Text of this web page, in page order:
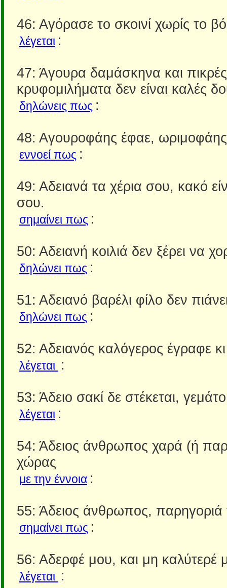
46: Αγόρασε το σκοινί χωρίς το
λέγεται :
47: Άγουρα δαμάσκηνα και πικρές
κρυφομιλήματα δεν είναι καλές
δηλώνεις πως :
48: Αγουροφάης έφαε,
εννοεί πως :
49: Αδειανά τα χέρια σου, κακό
σου.
σημαίνει πως :
50: Αδειανή κοιλιά δεν ξέρει να
δηλώνει πως :
51: Αδειανό βαρέλι φίλο δεν
δηλώνει πως :
52: Αδειανός καλόγερος έγραφε
λέγεται :
53: Άδειο σακί δε στέκεται,
λέγεται :
54: Άδειος άνθρωπος χαρά (ή
χώρας
με την έννοια :
55: Άδειος άνθρωπος,
σημαίνει πως :
56: Αδερφέ μου, και μη καλύτερέ
λέγεται :